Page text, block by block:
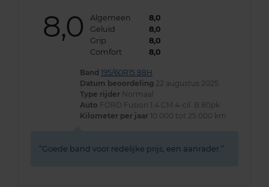
8,0 Algemeen
8,0
Geluid
8,0
Grip
8,0
Comfort
8,0
Band 195/60R15 88H
Datum beoordeling 22 augustus 2025
Type rijder Normaal
Auto FORD Fusion 1.4 CM 4-cil. B 80pk
Kilometer per jaar 10.000 tot 25.000 km
Goede band voor redelijke prijs, een aanrader.